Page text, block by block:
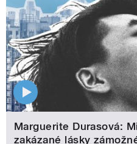
Marguerite Durasová:
zakázané lásky